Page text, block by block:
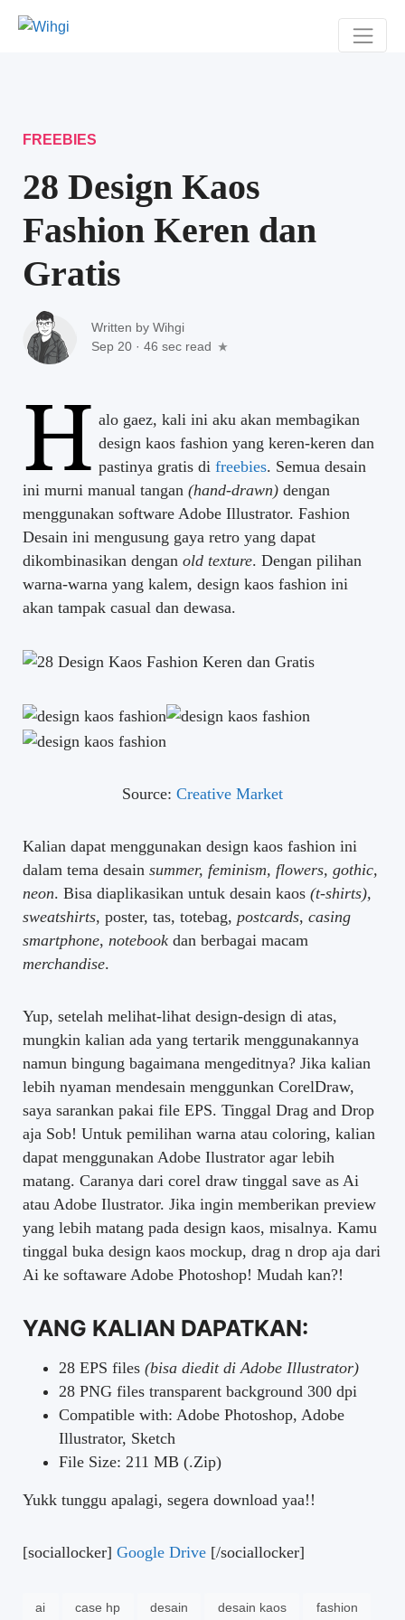
FREEBIES
28 Design Kaos
Fashion Keren dan
Gratis
Written by Wihgi
Sep 20 · 46 sec read
H alo gaez, kali ini aku akan membagikan
design kaos fashion yang keren-keren dan
pastinya gratis di freebies. Semua desain
ini murni manual tangan (hand-drawn) dengan
menggunakan software Adobe Illustrator. Fashion
Desain ini mengusung gaya retro yang dapat
dikombinasikan dengan old texture. Dengan pilihan
warna-warna yang kalem, design kaos fashion ini
akan tampak casual dan dewasa.
Source: Creative Market
Kalian dapat menggunakan design kaos fashion ini
dalam tema desain summer, feminism, flowers, gothic,
neon. Bisa diaplikasikan untuk desain kaos (t-shirts),
sweatshirts, poster, tas, totebag, postcards, casing
smartphone, notebook dan berbagai macam
merchandise.
Yup, setelah melihat-lihat design-design di atas,
mungkin kalian ada yang tertarik menggunakannya
namun bingung bagaimana mengeditnya? Jika kalian
lebih nyaman mendesain menggunkan CorelDraw,
saya sarankan pakai file EPS. Tinggal Drag and Drop
aja Sob! Untuk pemilihan warna atau coloring, kalian
dapat menggunakan Adobe Ilustrator agar lebih
matang. Caranya dari corel draw tinggal save as Ai
atau Adobe Ilustrator. Jika ingin memberikan preview
yang lebih matang pada design kaos, misalnya. Kamu
tinggal buka design kaos mockup, drag n drop aja dari
Ai ke softaware Adobe Photoshop! Mudah kan?!
YANG KALIAN DAPATKAN:
28 EPS files (bisa diedit di Adobe Illustrator)
28 PNG files transparent background 300 dpi
Compatible with: Adobe Photoshop, Adobe
Illustrator, Sketch
File Size: 211 MB (.Zip)
Yukk tunggu apalagi, segera download yaa!!
[sociallocker] Google Drive [/sociallocker]
ai case hp desain desain kaos fashion